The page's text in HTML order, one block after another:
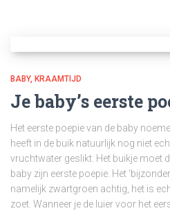
BABY KRAAMTIJD
Je baby’s eerste
Het eerste poepie van de baby
heeft in de buik natuurlijk nog niet
vruchtwater geslikt. Het buikje moet
baby zijn eerste poepie. Het
namelijk zwartgroen achtig, het is
zoet. Wanneer je de luier voor het